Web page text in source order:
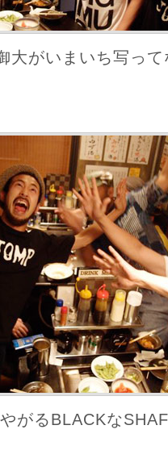
大がいまいち写っ
がるBLACKな